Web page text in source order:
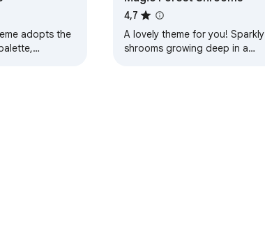
adopts the
4,7
A lovely theme for you! Sparkly
shrooms growing deep in a